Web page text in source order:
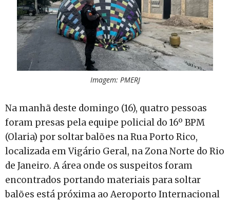
Imagem: PMERJ
Na manhã deste domingo (16), quatro pessoas
foram presas pela equipe policial do 16º BPM
(Olaria) por soltar balões na Rua Porto Rico,
localizada em Vigário Geral, na Zona Norte do Rio
de Janeiro. A área onde os suspeitos foram
encontrados portando materiais para soltar
balões está próxima ao Aeroporto Internacional